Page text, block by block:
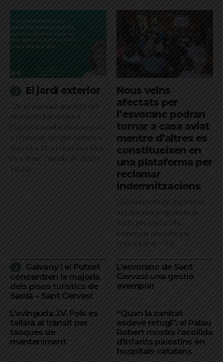
El jardí exterior
"De la mateixa manera que
necessito harmonia a
l’interior, també en necessito
a l’exterior, perquè com és a
dins és a fora i com és a fora
és a dins": l'article de Glòria
Vilalta
Nous veïns
afectats per
l’esvoranc podran
tornar a casa aviat
mentre d’altres es
constitueixen en
una plataforma per
reclamar
indemnitzacions
L’Ajuntament de Barcelona
aprova una proposició de
Junts per ajudar els
comerços afectats per
l'esvoranc de l'L9
Galvany i el Putxet
concentren la majoria
dels pisos turístics de
Sarrià – Sant Gervasi
L’esvoranc de Sant
Gervasi: una gestió
exemplar
L’avinguda J.V. Foix es
tallarà al trànsit per
tasques de
manteniment
“Quan la sanitat
esdevé refugi”: el Palau
Robert mostra l’acollida
d’infants palestins en
hospitals catalans